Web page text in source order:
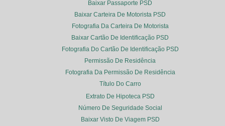
Baixar Passaporte PSD
Baixar Carteira De Motorista PSD
Fotografia Da Carteira De Motorista
Baixar Cartão De Identificação PSD
Fotografia Do Cartão De Identificação PSD
Permissão De Residência
Fotografia Da Permissão De Residência
Título Do Carro
Extrato De Hipoteca PSD
Número De Seguridade Social
Baixar Visto De Viagem PSD